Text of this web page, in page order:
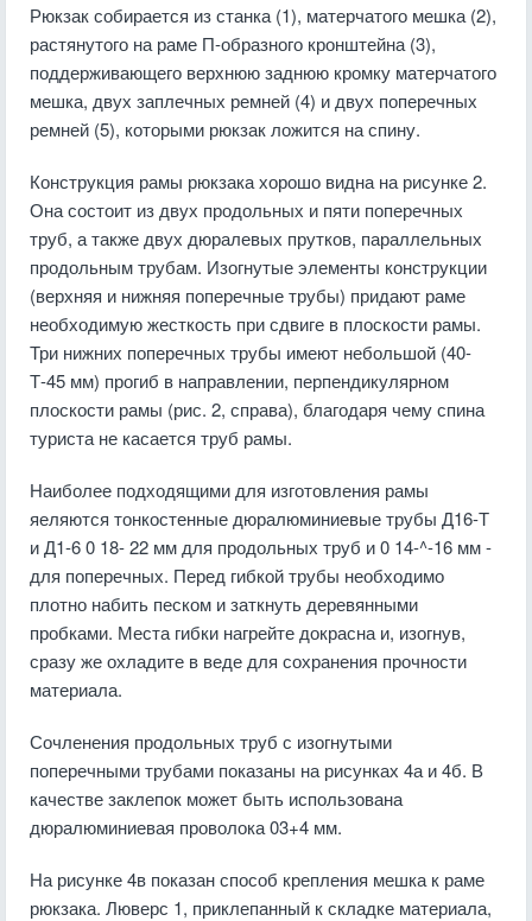
Рюкзак собирается из станка (1), матерчатого мешка (2),
растянутого на раме П-образного кронштейна (3),
поддерживающего верхнюю заднюю кромку матерчатого
мешка, двух заплечных ремней (4) и двух поперечных
ремней (5), которыми рюкзак ложится на спину.
Конструкция рамы рюкзака хорошо видна на рисунке 2.
Она состоит из двух продольных и пяти поперечных
труб, а также двух дюралевых прутков, параллельных
продольным трубам. Изогнутые элементы конструкции
(верхняя и нижняя поперечные трубы) придают раме
необходимую жесткость при сдвиге в плоскости рамы.
Три нижних поперечных трубы имеют небольшой (40-
Т-45 мм) прогиб в направлении, перпендикулярном
плоскости рамы (рис. 2, справа), благодаря чему спина
туриста не касается труб рамы.
Наиболее подходящими для изготовления рамы
яеляются тонкостенные дюралюминиевые трубы Д16-Т
и Д1-6 0 18- 22 мм для продольных труб и 0 14-^-16 мм -
для поперечных. Перед гибкой трубы необходимо
плотно набить песком и заткнуть деревянными
пробками. Места гибки нагрейте докрасна и, изогнув,
сразу же охладите в веде для сохранения прочности
материала.
Сочленения продольных труб с изогнутыми
поперечными трубами показаны на рисунках 4а и 4б. В
качестве заклепок может быть использована
дюралюминиевая проволока 03+4 мм.
На рисунке 4в показан способ крепления мешка к раме
рюкзака. Люверс 1, приклепанный к складке материала,